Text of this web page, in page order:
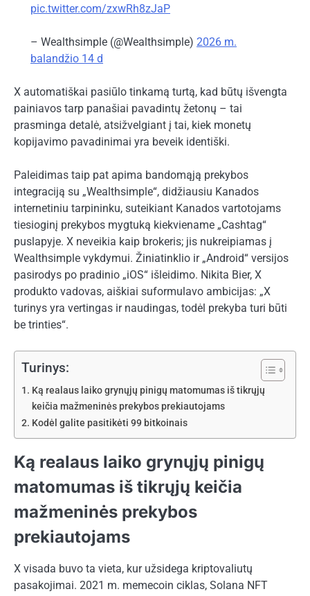
pic.twitter.com/zxwRh8zJaP
– Wealthsimple (@Wealthsimple) 2026 m.
balandžio 14 d
X automatiškai pasiūlo tinkamą turtą, kad būtų išvengta
painiavos tarp panašiai pavadintų žetonų – tai
prasminga detalė, atsižvelgiant į tai, kiek monetų
kopijavimo pavadinimai yra beveik identiški.
Paleidimas taip pat apima bandomąją prekybos
integraciją su „Wealthsimple“, didžiausiu Kanados
internetiniu tarpininku, suteikiant Kanados vartotojams
tiesioginį prekybos mygtuką kiekviename „Cashtag“
puslapyje. X neveikia kaip brokeris; jis nukreipiamas į
Wealthsimple vykdymui. Žiniatinklio ir „Android“ versijos
pasirodys po pradinio „iOS“ išleidimo. Nikita Bier, X
produkto vadovas, aiškiai suformulavo ambicijas: „X
turinys yra vertingas ir naudingas, todėl prekyba turi būti
be trinties“.
Turinys:
Ką realaus laiko grynųjų pinigų matomumas iš tikrųjų
keičia mažmeninės prekybos prekiautojams
Kodėl galite pasitikėti 99 bitkoinais
Ką realaus laiko grynųjų pinigų
matomumas iš tikrųjų keičia
mažmeninės prekybos
prekiautojams
X visada buvo ta vieta, kur užsidega kriptovaliutų
pasakojimai. 2021 m. memecoin ciklas, Solana NFT